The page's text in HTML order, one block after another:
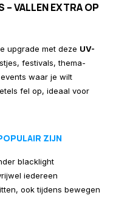
– VALLEN EXTRA OP
upgrade met deze UV-
festivals, thema-
waar je wilt
fel op, ideaal voor
ZIJN
blacklight
iedereen
ook tijdens bewegen